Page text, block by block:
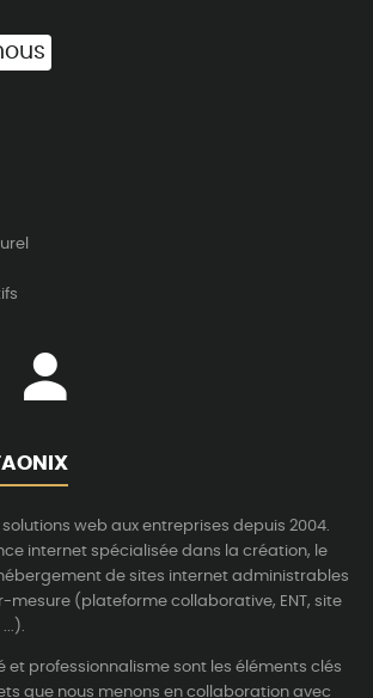
web aux entreprises depuis 2004.
internet spécialisée dans la création, le
de sites internet administrables
mesure (plateforme collaborative, ENT, site
et professionnalisme sont les éléments clés
que nous menons en collaboration avec